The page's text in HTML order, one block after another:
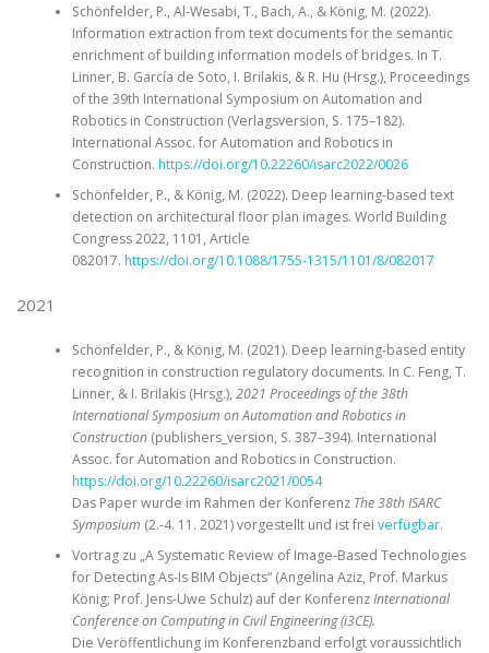
Schönfelder, P., Al-Wesabi, T., Bach, A., & König, M. (2022).
Information extraction from text documents for the semantic
enrichment of building information models of bridges. In T.
Linner, B. García de Soto, I. Brilakis, & R. Hu (Hrsg.), Proceedings
of the 39th International Symposium on Automation and
Robotics in Construction (Verlagsversion, S. 175–182).
International Assoc. for Automation and Robotics in
Construction. https://doi.org/10.22260/isarc2022/0026
Schönfelder, P., & König, M. (2022). Deep learning-based text
detection on architectural floor plan images. World Building
Congress 2022, 1101, Article
082017. https://doi.org/10.1088/1755-1315/1101/8/082017
2021
Schönfelder, P., & König, M. (2021). Deep learning-based entity
recognition in construction regulatory documents. In C. Feng, T.
Linner, & I. Brilakis (Hrsg.), 2021 Proceedings of the 38th
International Symposium on Automation and Robotics in
Construction(publishers_version, S. 387–394). International
Assoc. for Automation and Robotics in Construction.
https://doi.org/10.22260/isarc2021/0054
Das Paper wurde im Rahmen der Konferenz The 38th ISARC
Symposium (2.-4. 11. 2021) vorgestellt und ist frei verfügbar.
Vortrag zu „A Systematic Review of Image-Based Technologies
for Detecting As-Is BIM Objects“ (Angelina Aziz, Prof. Markus
König; Prof. Jens-Uwe Schulz) auf der KonferenzInternational
Conference on Computing in Civil Engineering (i3CE).
Die Veröffentlichung im Konferenzband erfolgt voraussichtlich